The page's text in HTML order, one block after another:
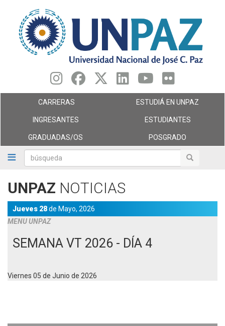
contenido
principal
búsqueda búsqueda
CARRERAS ESTUDIÁ EN UNPAZ
INGRESANTES ESTUDIANTES
GRADUADAS/OS POSGRADO
UNPAZ NOTICIAS
Jueves 28de Mayo, 2026
MENU UNPAZ
SEMANA VT 2026 - DÍA 4
Viernes 05 de Junio de 2026